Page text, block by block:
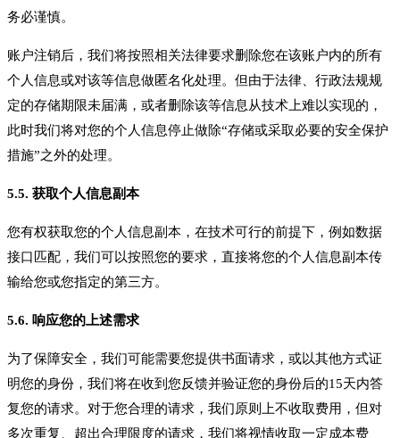
务必谨慎。
账户注销后，我们将按照相关法律要求删除您在该账户内的所有
个人信息或对该等信息做匿名化处理。但由于法律、行政法规规
定的存储期限未届满，或者删除该等信息从技术上难以实现的，
此时我们将对您的个人信息停止做除“存储或采取必要的安全保护
措施”之外的处理。
5.5. 获取个人信息副本
您有权获取您的个人信息副本，在技术可行的前提下，例如数据
接口匹配，我们可以按照您的要求，直接将您的个人信息副本传
输给您或您指定的第三方。
5.6. 响应您的上述需求
为了保障安全，我们可能需要您提供书面请求，或以其他方式证
明您的身份，我们将在收到您反馈并验证您的身份后的15天内答
复您的请求。对于您合理的请求，我们原则上不收取费用，但对
多次重复、超出合理限度的请求，我们将视情收取一定成本费